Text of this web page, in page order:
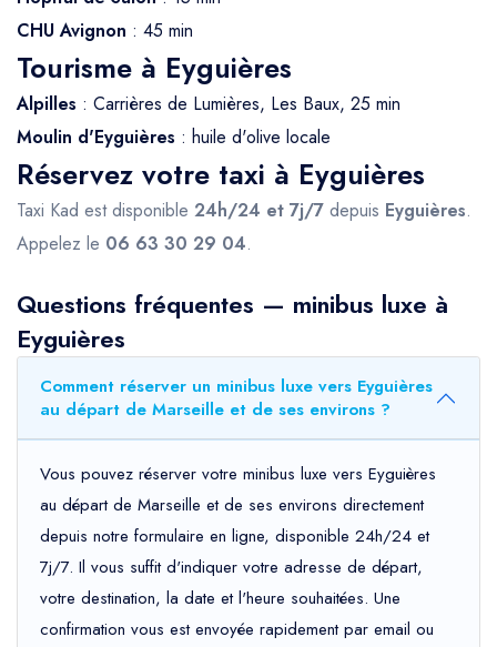
CHU Avignon : 45 min
Tourisme à Eyguières
Alpilles : Carrières de Lumières, Les Baux, 25 min
Moulin d'Eyguières : huile d'olive locale
Réservez votre taxi à Eyguières
Taxi Kad est disponible 24h/24 et 7j/7 depuis Eyguières.
Appelez le 06 63 30 29 04.
Questions fréquentes — minibus luxe à
Eyguières
Comment réserver un minibus luxe vers Eyguières
au départ de Marseille et de ses environs ?
Vous pouvez réserver votre minibus luxe vers Eyguières
au départ de Marseille et de ses environs directement
depuis notre formulaire en ligne, disponible 24h/24 et
7j/7. Il vous suffit d'indiquer votre adresse de départ,
votre destination, la date et l'heure souhaitées. Une
confirmation vous est envoyée rapidement par email ou